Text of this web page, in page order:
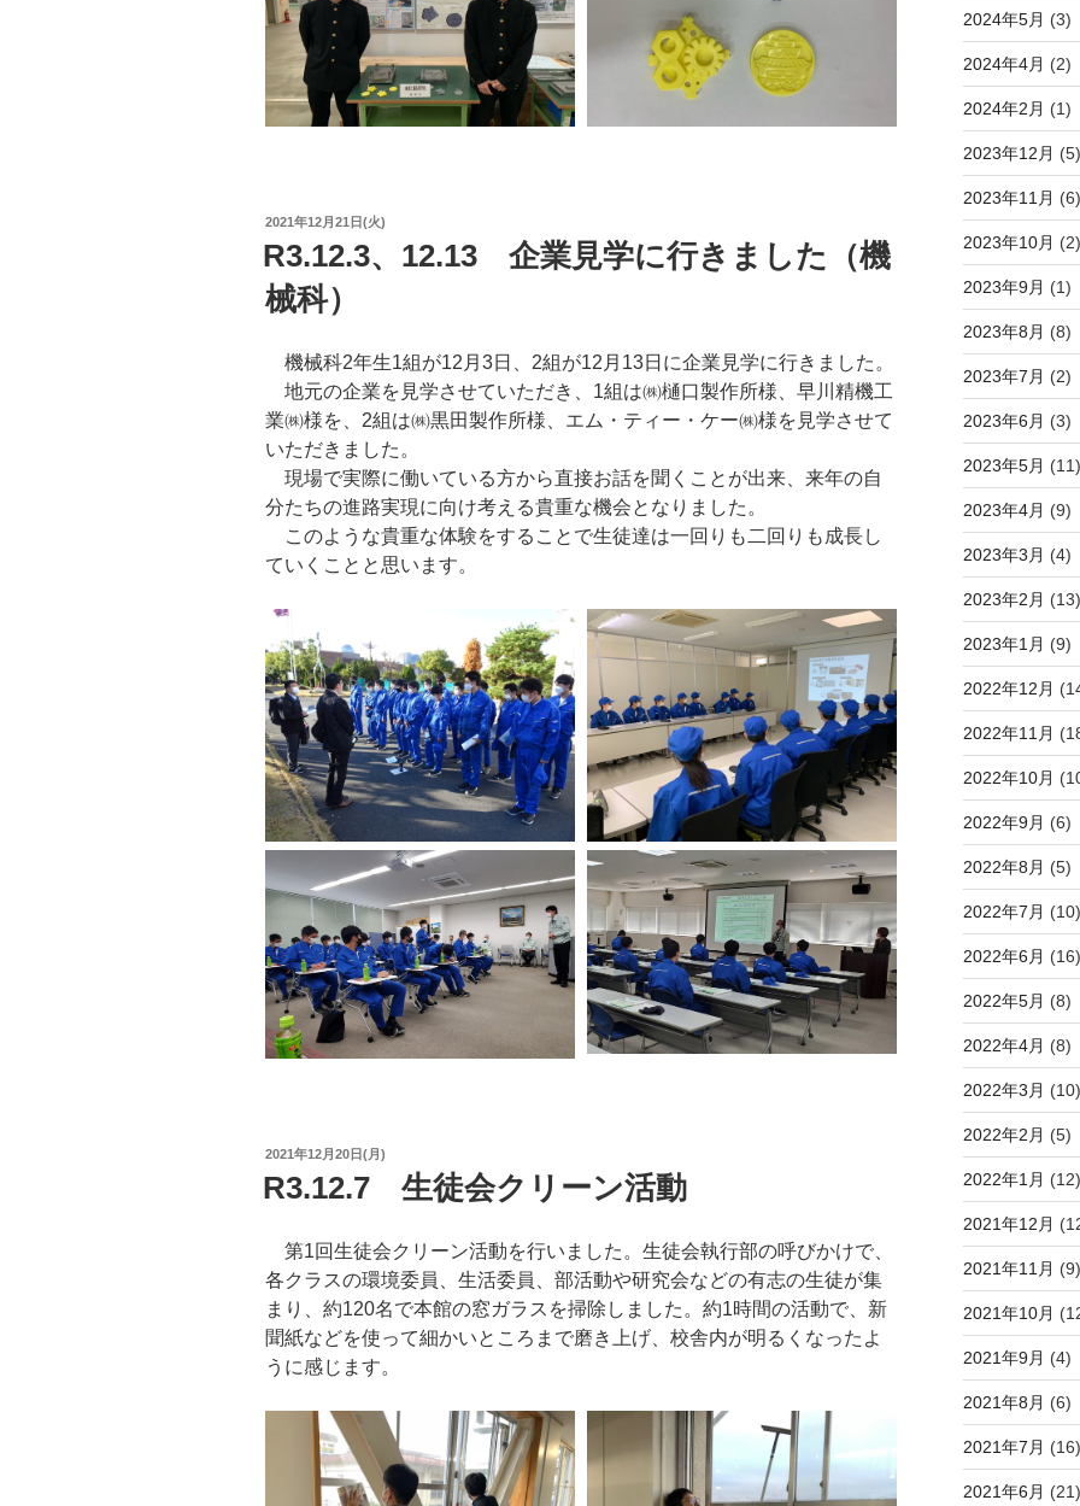
投
日:
2021年12月21日(火)
R3.12.3、12.13 企業見学に行きました（機
械科）
機械科2年生1組が12月3日、2組が12月13日に企業見学に行きました。
地元の企業を見学させていただき、1組は㈱樋口製作所様、早川精機工
業㈱様を、2組は㈱黒田製作所様、エム・ティー・ケー㈱様を見学させて
いただきました。
現場で実際に働いている方から直接お話を聞くことが出来、来年の自
分たちの進路実現に向け考える貴重な機会となりました。
このような貴重な体験をすることで生徒達は一回りも二回りも成長し
ていくことと思います。
投
日:
2021年12月20日(月)
R3.12.7 生徒会クリーン活動
第1回生徒会クリーン活動を行いました。生徒会執行部の呼びかけで、
各クラスの環境委員、生活委員、部活動や研究会などの有志の生徒が集
まり、約120名で本館の窓ガラスを掃除しました。約1時間の活動で、新
聞紙などを使って細かいところまで磨き上げ、校舎内が明るくなったよ
うに感じます。
2024年5月 (3)
2024年4月 (2)
2024年2月 (1)
2023年12月 (5)
2023年11月 (6)
2023年10月 (2)
2023年9月 (1)
2023年8月 (8)
2023年7月 (2)
2023年6月 (3)
2023年5月 (11)
2023年4月 (9)
2023年3月 (4)
2023年2月 (13)
2023年1月 (9)
2022年12月
2022年11月
2022年10月
2022年9月 (6)
2022年8月 (5)
2022年7月 (10)
2022年6月 (16)
2022年5月 (8)
2022年4月 (8)
2022年3月 (10)
2022年2月 (5)
2022年1月 (12)
2021年12月
2021年11月 (9)
2021年10月
2021年9月 (4)
2021年8月 (6)
2021年7月 (16)
2021年6月 (21)